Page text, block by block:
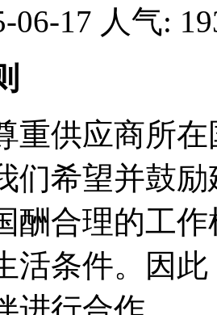
06-17 人气:
供应商所在
们希望并鼓
酬合理的工
活条件。因